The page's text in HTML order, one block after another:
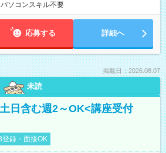
パソコンスキル不要
応募する 詳細へ
掲載日：2026.08.07
未読
日含む週2～OK<講座受付
登録・面接OK